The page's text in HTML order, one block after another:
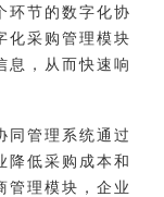
环节的数字化协
化采购管理模块
息，从而快速响
同管理系统通过
降低采购成本和
管理模块，企业